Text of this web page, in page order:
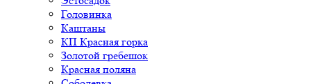
Головинка
Каштаны
КП Красная горка
Золотой гребешок
Красная поляна